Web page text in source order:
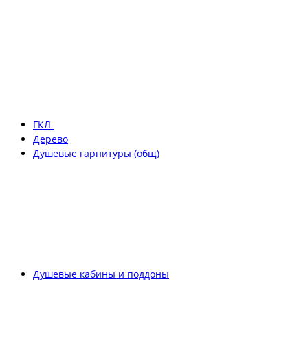
ГКЛ
Дерево
Душевые гарнитуры (общ)
Душевые кабины и поддоны